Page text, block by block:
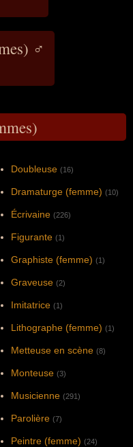
♂
Doubleuse (16)
Dramaturge (femme) (10)
Écrivaine (226)
Figurante (1)
Graphiste (femme) (1)
Graveuse (2)
Imitatrice (1)
Lithographe (femme) (1)
Metteuse en scène (8)
Monteuse (3)
Musicienne (291)
Parolière (7)
Peintre (femme) (24)